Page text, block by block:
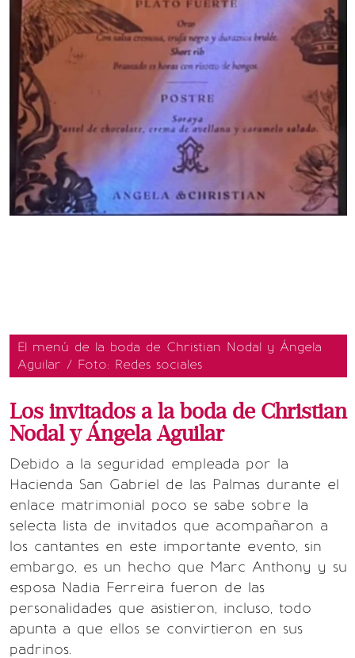
El menú de la boda de Christian Nodal y Ángela
Aguilar / Foto: Redes sociales
Los invitados a la boda de Christian
Nodal y Ángela Aguilar
Debido a la seguridad empleada por la
Hacienda San Gabriel de las Palmas durante el
enlace matrimonial poco se sabe sobre la
selecta lista de invitados que acompañaron a
los cantantes en este importante evento, sin
embargo, es un hecho que Marc Anthony y su
esposa Nadia Ferreira fueron de las
personalidades que asistieron, incluso, todo
apunta a que ellos se convirtieron en sus
padrinos.